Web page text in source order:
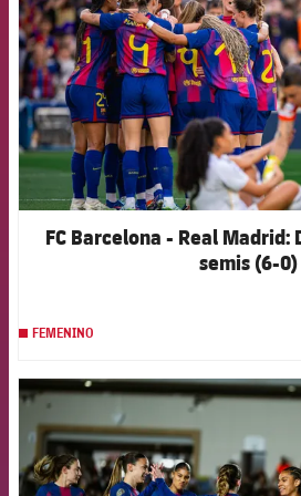
FC Barcelona - Real Madrid:
semis (6-0)
FEMENINO
FCB